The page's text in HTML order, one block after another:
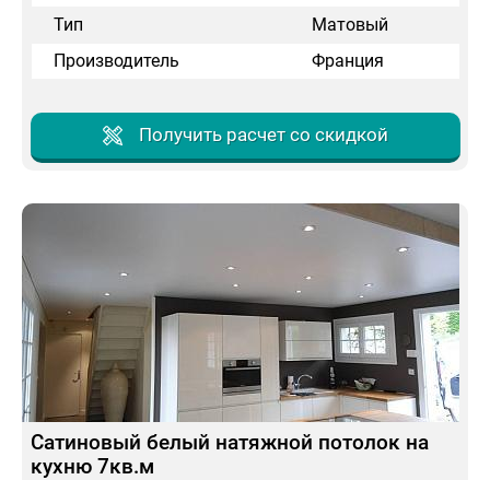
Тип
Матовый
Производитель
Франция
Получить расчет со скидкой
Сатиновый белый натяжной потолок на
кухню 7кв.м